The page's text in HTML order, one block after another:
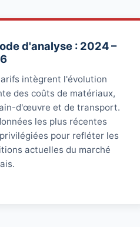
d'analyse : 2024 –
intègrent l'évolution
des coûts de matériaux,
d'œuvre et de transport.
les plus récentes
pour refléter les
actuelles du marché